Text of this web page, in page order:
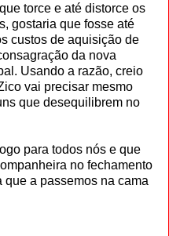
torce e até distorce os
gostaria que fosse até
custos de aquisição de
da nova
Usando a razão, creio
vai precisar mesmo
que desequilibrem no
para todos nós e que
no fechamento
que a passemos na cama